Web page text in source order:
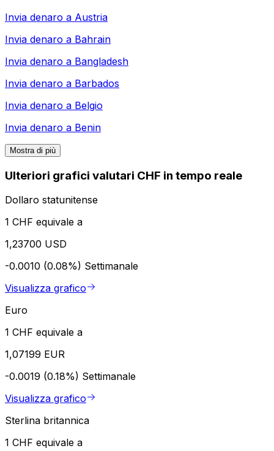
Invia denaro a Austria
Invia denaro a Bahrain
Invia denaro a Bangladesh
Invia denaro a Barbados
Invia denaro a Belgio
Invia denaro a Benin
Mostra di più
Ulteriori grafici valutari CHF in tempo reale
Dollaro statunitense
1 CHF equivale a
1,23700 USD
-0.0010 (0.08%) Settimanale
Visualizza grafico
Euro
1 CHF equivale a
1,07199 EUR
-0.0019 (0.18%) Settimanale
Visualizza grafico
Sterlina britannica
1 CHF equivale a